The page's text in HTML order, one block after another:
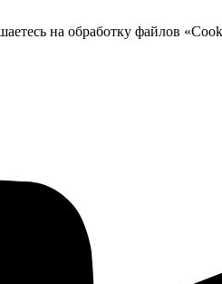
на обработку файлов